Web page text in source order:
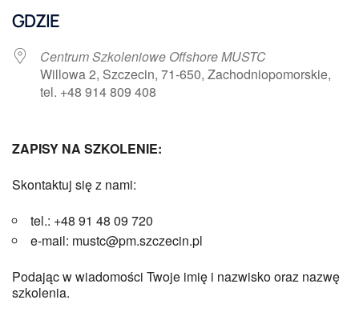
GDZIE
Centrum Szkoleniowe Offshore MUSTC
Willowa 2, Szczecin, 71-650, Zachodniopomorskie,
tel. +48 914 809 408
ZAPISY NA SZKOLENIE:
Skontaktuj się z nami:
tel.: +48 91 48 09 720
e-mail: mustc@pm.szczecin.pl
Podając w wiadomości Twoje imię i nazwisko oraz nazwę
szkolenia.